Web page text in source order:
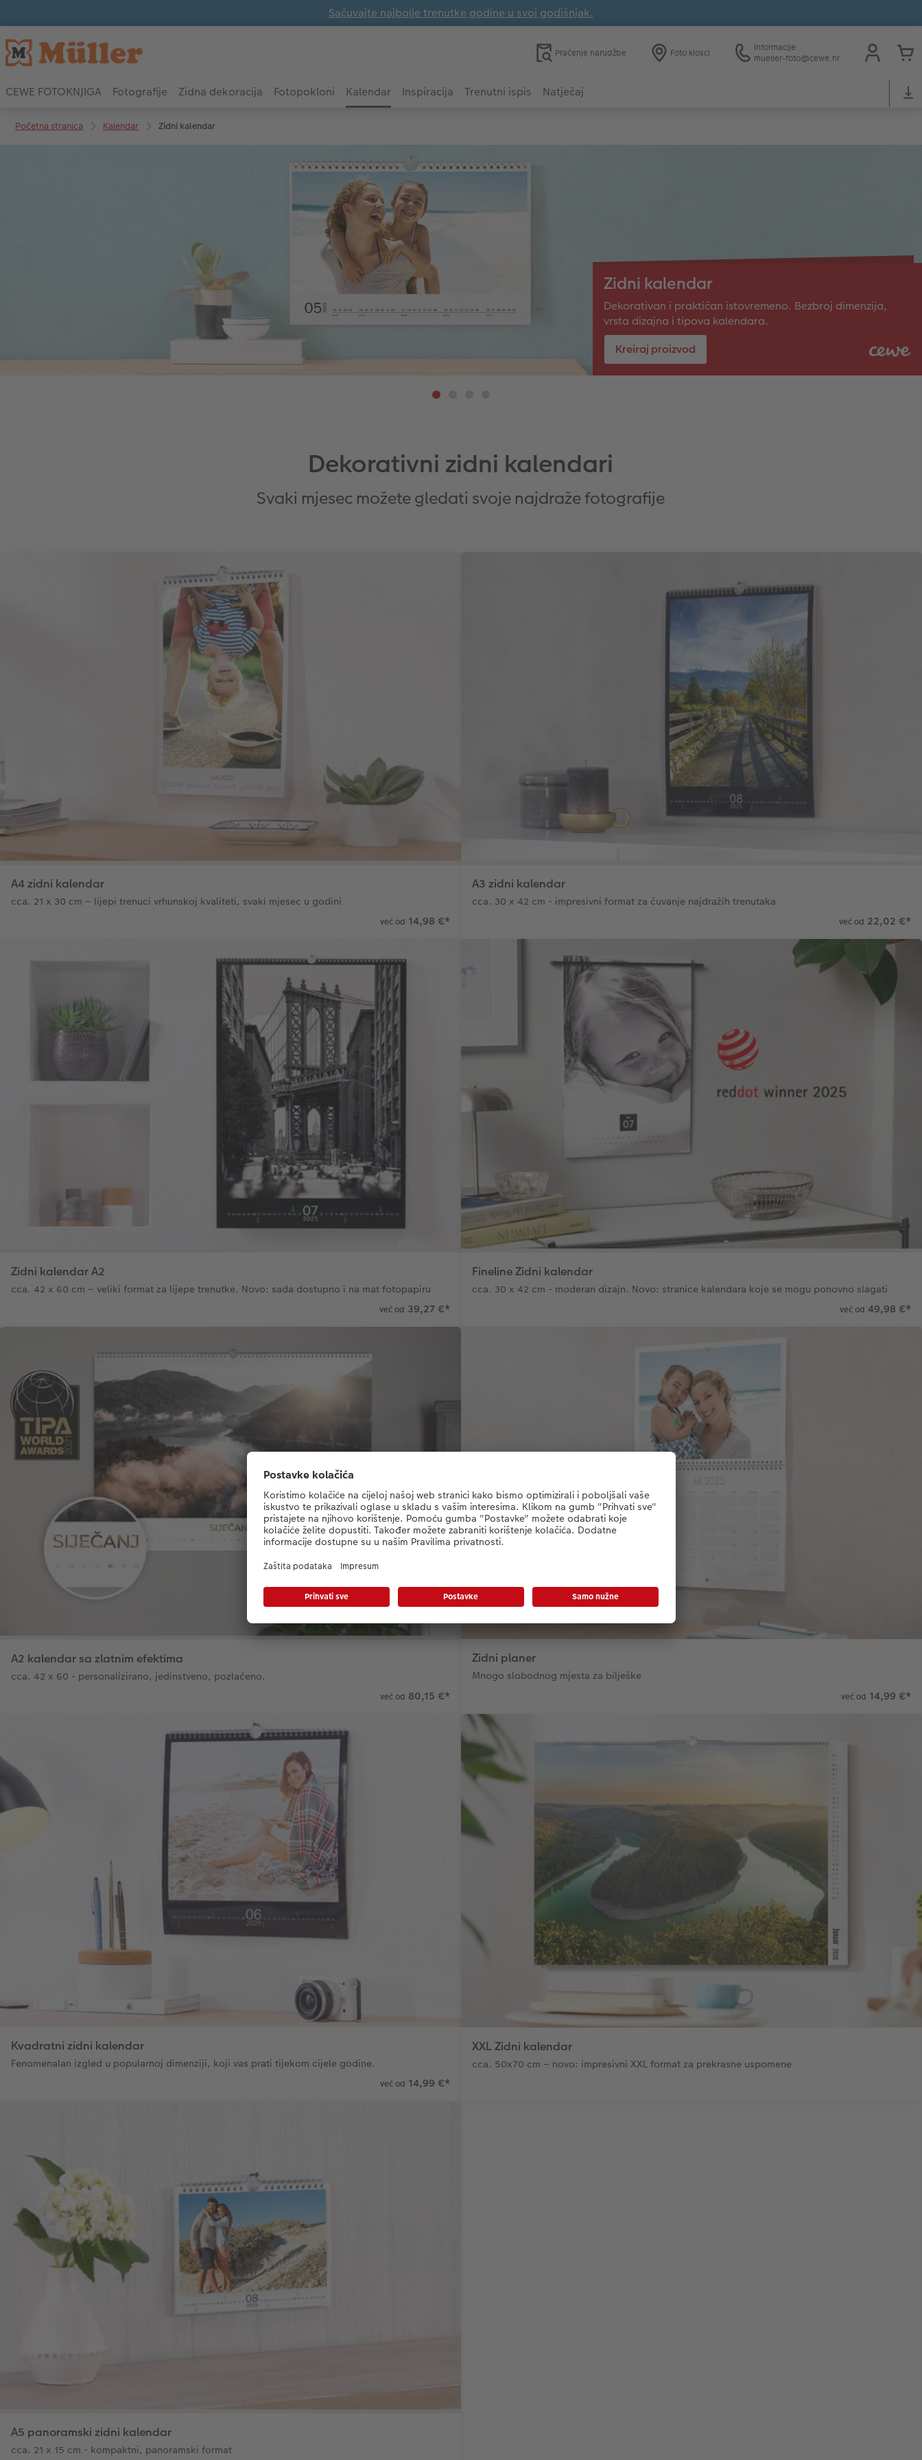
Sačuvajte najbolje trenutke godine u svoj godišnjak.
Praćenje narudžbe Foto kiosci
Informacije
mueller-foto@cewe.hr
CEWE FOTOKNJIGA Fotografije Zidna dekoracija Fotopokloni Kalendar Inspiracija Trenutni ispis Natječaj
Početna stranica Kalendar Zidni kalendar
Zidni kalendar
Dekorativan i praktičan istovremeno. Bezbroj dimenzija,
vrsta dizajna i tipova kalendara.
Kreiraj proizvod
Dekorativni zidni kalendari
Svaki mjesec možete gledati svoje najdraže fotografije
A4 zidni kalendar
cca. 21 x 30 cm – lijepi trenuci vrhunskoj kvaliteti, svaki mjesec u godini
već od 14,98 €*
A3 zidni kalendar
cca. 30 x 42 cm - impresivni format za čuvanje najdražih trenutaka
već od 22,02 €*
Zidni kalendar A2
cca. 42 x 60 cm – veliki format za lijepe trenutke. Novo: sada dostupno i na mat fotopapiru
već od 39,27 €*
Fineline Zidni kalendar
cca. 30 x 42 cm - moderan dizajn. Novo: stranice kalendara koje se mogu ponovno slagati
već od 49,98 €*
A2 kalendar sa zlatnim efektima
cca. 42 x 60 - personalizirano, jedinstveno, pozlaćeno.
već od 80,15 €*
Zidni planer
Mnogo slobodnog mjesta za bilješke
već od 14,99 €*
Kvadratni zidni kalendar
Fenomenalan izgled u popularnoj dimenziji, koji vas prati tijekom cijele godine.
već od 14,99 €*
XXL Zidni kalendar
cca. 50x70 cm – novo: impresivni XXL format za prekrasne uspomene
A5 panoramski zidni kalendar
cca. 21 x 15 cm - kompaktni, panoramski format